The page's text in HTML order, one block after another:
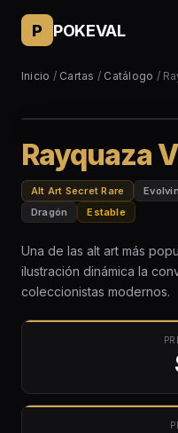
P POKEVAL
Inicio / Cartas / Catálogo /
Rayquaza
Alt Art Secret Rare
Dragón
Estable
Una de las alt art más
ilustración dinámica la
coleccionistas modernos.